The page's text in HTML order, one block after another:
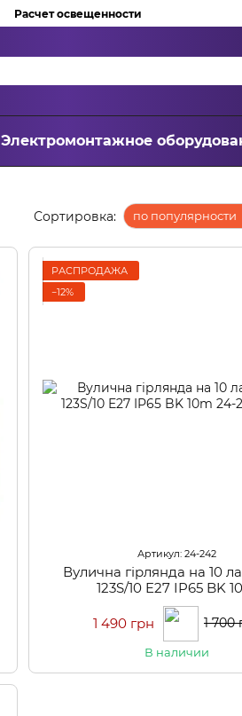
Расчет освещенности
Электромонтажное
Сортировка: по популярности
РАСПРОДАЖА
−12%
Артикул: 24-242
Вулична гірлянда на 10
123S/10 E27 IP65 BK
1 700
1 490 грн
В наличии